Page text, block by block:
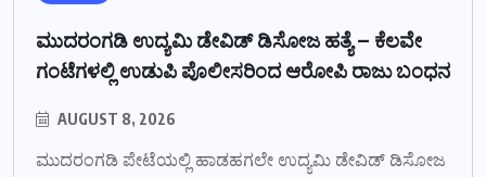
ಮುದರಂಗಡಿ ಉದ್ಯಮಿ ಡೇವಿಡ್ ಡಿಸೋಜ ಹತ್ಯೆ – ಕೆಲವೇ
ಗಂಟೆಗಳಲ್ಲಿ ಉಡುಪಿ ಪೊಲೀಸರಿಂದ ಆರೋಪಿ ರಾಜು ಬಂಧನ
AUGUST 8, 2026
ಮುದರಂಗಡಿ ಪೇಟೆಯಲ್ಲಿ ಹಾಡಹಗಲೇ ಉದ್ಯಮಿ ಡೇವಿಡ್ ಡಿಸೋಜ